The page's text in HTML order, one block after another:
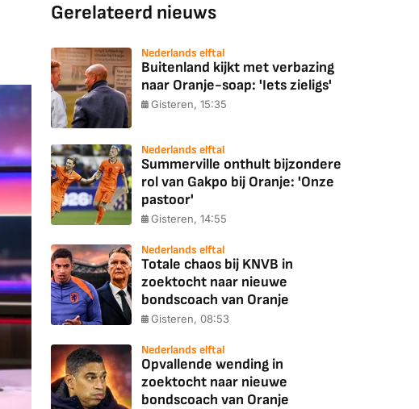
Gerelateerd nieuws
Nederlands elftal
Buitenland kijkt met verbazing
naar Oranje-soap: 'Iets zieligs'
Gisteren, 15:35
Nederlands elftal
Summerville onthult bijzondere
rol van Gakpo bij Oranje: 'Onze
pastoor'
Gisteren, 14:55
Nederlands elftal
Totale chaos bij KNVB in
zoektocht naar nieuwe
bondscoach van Oranje
Gisteren, 08:53
Nederlands elftal
Opvallende wending in
zoektocht naar nieuwe
bondscoach van Oranje